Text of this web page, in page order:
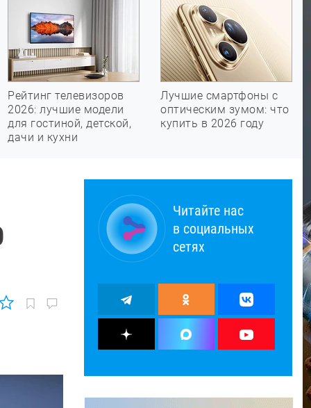
Рейтинг телевизоров
2026: лучшие модели
для гостиной, детской,
дачи и кухни
Лучшие смартфоны с
оптическим зумом: что
купить в 2026 году
Читайте нас
в социальных
сетях